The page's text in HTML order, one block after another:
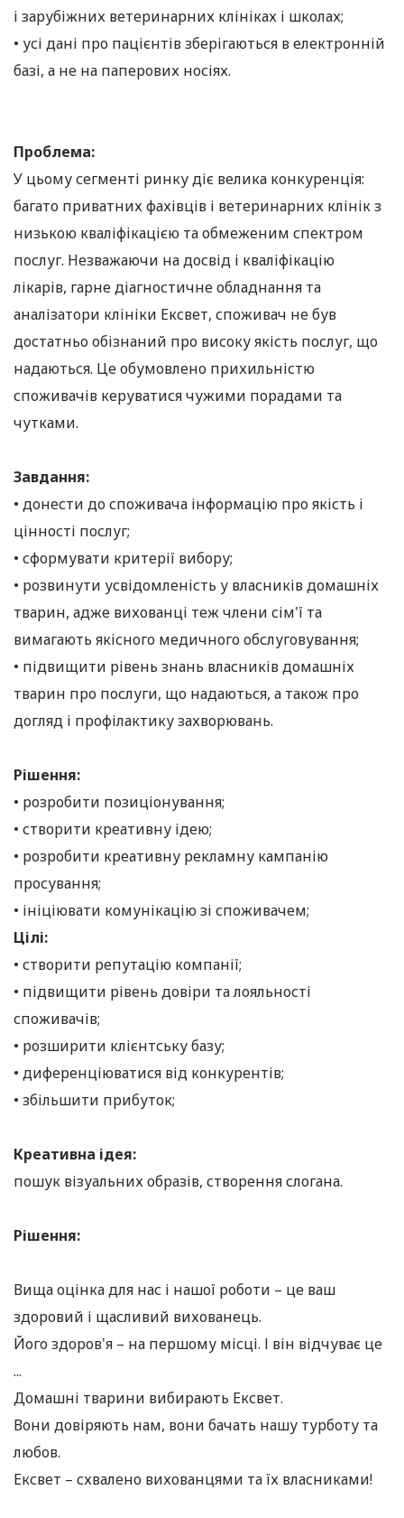
і зарубіжних ветеринарних клініках і школах;
• усі дані про пацієнтів зберігаються в електронній
базі, а не на паперових носіях.
Проблема:
У цьому сегменті ринку діє велика конкуренція:
багато приватних фахівців і ветеринарних клінік з
низькою кваліфікацією та обмеженим спектром
послуг. Незважаючи на досвід і кваліфікацію
лікарів, гарне діагностичне обладнання та
аналізатори клініки Ексвет, споживач не був
достатньо обізнаний про високу якість послуг, що
надаються. Це обумовлено прихильністю
споживачів керуватися чужими порадами та
чутками.
Завдання:
• донести до споживача інформацію про якість і
цінності послуг;
• сформувати критерії вибору;
• розвинути усвідомленість у власників домашніх
тварин, адже вихованці теж члени сім'ї та
вимагають якісного медичного обслуговування;
• підвищити рівень знань власників домашніх
тварин про послуги, що надаються, а також про
догляд і профілактику захворювань.
Рішення:
• розробити позиціонування;
• створити креативну ідею;
• розробити креативну рекламну кампанію
просування;
• ініціювати комунікацію зі споживачем;
Цілі:
• створити репутацію компанії;
• підвищити рівень довіри та лояльності
споживачів;
• розширити клієнтську базу;
• диференціюватися від конкурентів;
• збільшити прибуток;
Креативна ідея:
пошук візуальних образів, створення слогана.
Рішення:
Вища оцінка для нас і нашої роботи – це ваш
здоровий і щасливий вихованець.
Його здоров'я – на першому місці. І він відчуває це
...
Домашні тварини вибирають Ексвет.
Вони довіряють нам, вони бачать нашу турботу та
любов.
Ексвет – схвалено вихованцями та їх власниками!